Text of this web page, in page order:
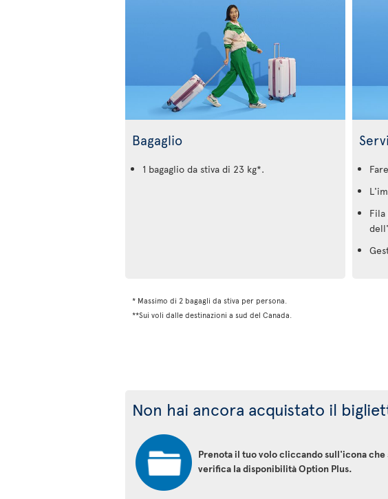
Bagaglio
1 bagaglio da stiva di 23 kg*.
* Massimo di 2 bagagli da stiva per persona.
**Sui voli dalle destinazioni a sud del Canada.
Non hai ancora acquistato il
Prenota il tuo volo cliccando sull'icona che
verifica la disponibilità Option Plus.